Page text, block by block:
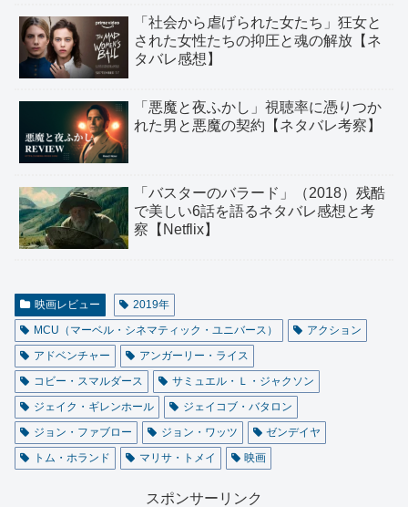
「社会から虐げられた女たち」狂女と
された女性たちの抑圧と魂の解放【ネ
タバレ感想】
「悪魔と夜ふかし」視聴率に憑りつか
れた男と悪魔の契約【ネタバレ考察】
「バスターのバラード」（2018）残酷
で美しい6話を語るネタバレ感想と考
察【Netflix】
映画レビュー
2019年
MCU（マーベル・シネマティック・ユニバース）
アクション
アドベンチャー
アンガーリー・ライス
コビー・スマルダース
サミュエル・Ｌ・ジャクソン
ジェイク・ギレンホール
ジェイコブ・バタロン
ジョン・ファブロー
ジョン・ワッツ
ゼンデイヤ
トム・ホランド
マリサ・トメイ 映画
スポンサーリンク